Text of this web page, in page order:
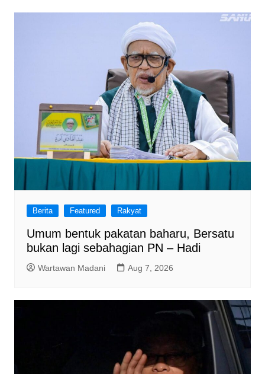
Berita Featured Rakyat
Umum bentuk pakatan baharu, Bersatu
bukan lagi sebahagian PN – Hadi
Wartawan Madani Aug 7, 2026